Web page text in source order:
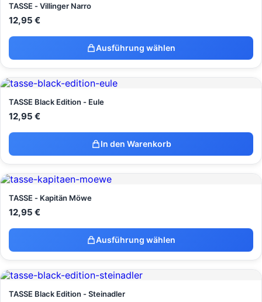
TASSE - Villinger Narro
12,95 €
Ausführung wählen
TASSE Black Edition - Eule
12,95 €
In den Warenkorb
TASSE - Kapitän Möwe
12,95 €
Ausführung wählen
TASSE Black Edition - Steinadler